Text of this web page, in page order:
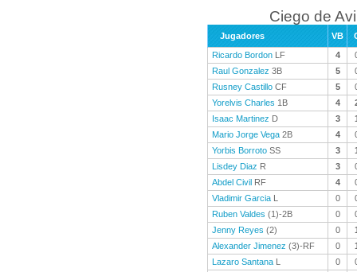
Ciego de
Jugadores VB
Ricardo Bordon LF 4
Raul Gonzalez 3B 5
Rusney Castillo CF 5
Yorelvis Charles 1B 4
Isaac Martinez D 3
Mario Jorge Vega 2B 4
Yorbis Borroto SS 3
Lisdey Diaz R 3
Abdel Civil RF 4
Vladimir Garcia L 0
Ruben Valdes (1)-2B 0
Jenny Reyes (2) 0
Alexander Jimenez (3)-RF 0
Lazaro Santana L 0